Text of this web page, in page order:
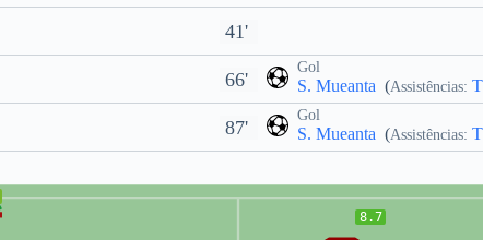
41'
66'
Gol
S. Mueanta (Assistências:
87'
Gol
S. Mueanta (Assistências:
8.7